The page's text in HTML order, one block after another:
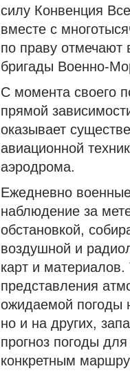
силу Конвенция
вместе с
по праву отмечают
бригады Военно-
С момента своего
прямой
оказывает
авиационной
аэродрома.
Ежедневно
наблюдение за
обстановкой,
воздушной и
карт и
представления
ожидаемой погоды
но и на других,
прогноз погоды
конкретным